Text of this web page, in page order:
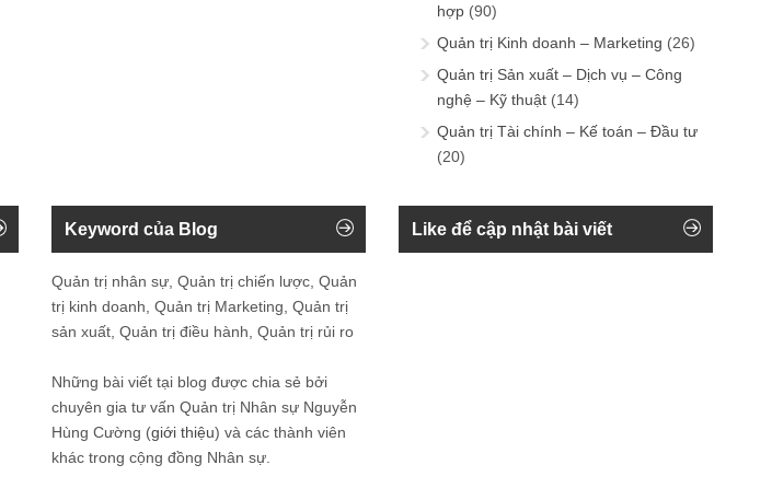
hợp (90)
Quản trị Kinh doanh – Marketing (26)
Quản trị Sản xuất – Dịch vụ – Công
nghệ – Kỹ thuật (14)
Quản trị Tài chính – Kế toán – Đầu tư
(20)
Keyword của Blog
Quản trị nhân sự, Quản trị chiến lược, Quản
trị kinh doanh, Quản trị Marketing, Quản trị
sản xuất, Quản trị điều hành, Quản trị rủi ro
Những bài viết tại blog được chia sẻ bởi
chuyên gia tư vấn Quản trị Nhân sự Nguyễn
Hùng Cường (giới thiệu) và các thành viên
khác trong cộng đồng Nhân sự.
Like để cập nhật bài viết